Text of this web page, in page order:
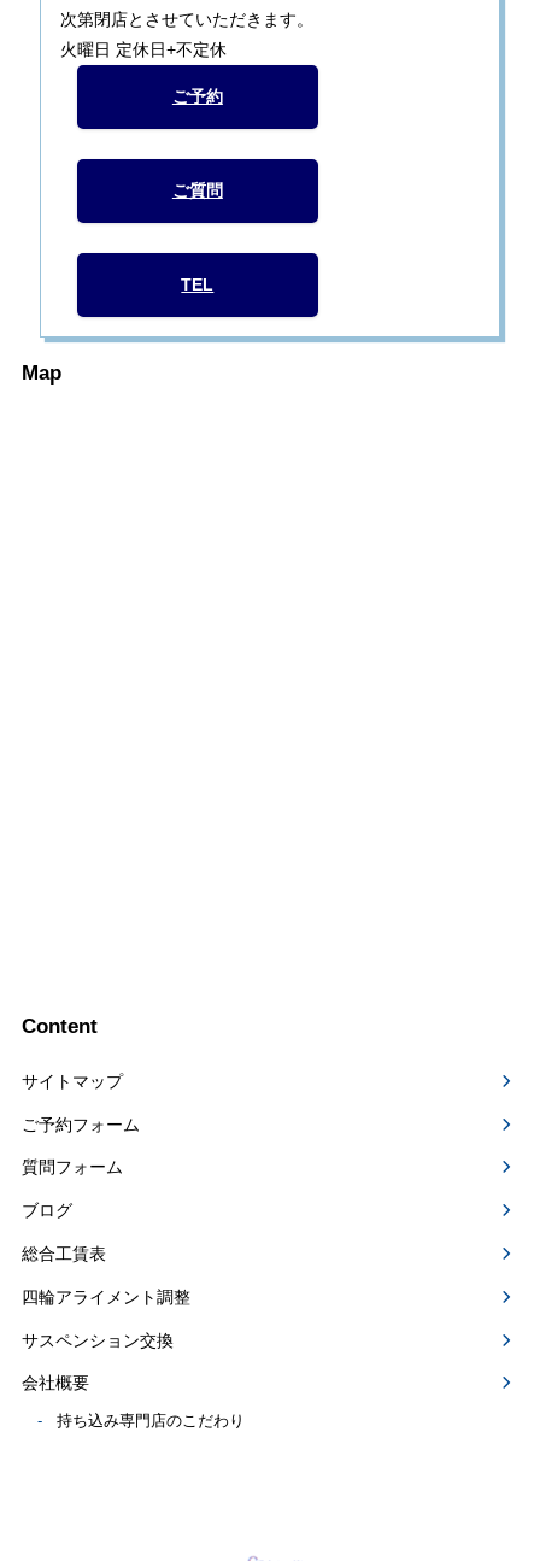
次第閉店とさせていただきます。
火曜日 定休日+不定休
ご予約
ご質問
TEL
Map
Content
サイトマップ
ご予約フォーム
質問フォーム
ブログ
総合工賃表
四輪アライメント調整
サスペンション交換
会社概要
持ち込み専門店のこだわり